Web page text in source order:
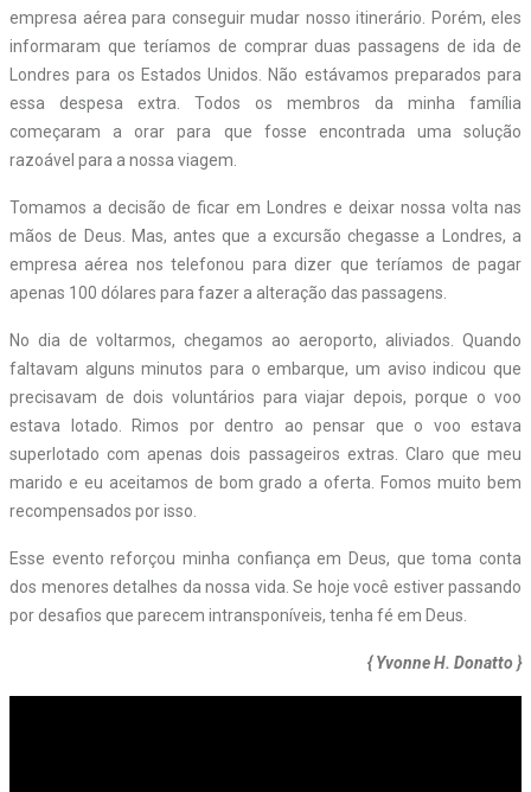
empresa aérea para conseguir mudar nosso itinerário. Porém, eles
informaram que teríamos de comprar duas passagens de ida de
Londres para os Estados Unidos. Não estávamos preparados para
essa despesa extra. Todos os membros da minha família
começaram a orar para que fosse encontrada uma solução
razoável para a nossa viagem.
Tomamos a decisão de ficar em Londres e deixar nossa volta nas
mãos de Deus. Mas, antes que a excursão chegasse a Londres, a
empresa aérea nos telefonou para dizer que teríamos de pagar
apenas 100 dólares para fazer a alteração das passagens.
No dia de voltarmos, chegamos ao aeroporto, aliviados. Quando
faltavam alguns minutos para o embarque, um aviso indicou que
precisavam de dois voluntários para viajar depois, porque o voo
estava lotado. Rimos por dentro ao pensar que o voo estava
superlotado com apenas dois passageiros extras. Claro que meu
marido e eu aceitamos de bom grado a oferta. Fomos muito bem
recompensados por isso.
Esse evento reforçou minha confiança em Deus, que toma conta
dos menores detalhes da nossa vida. Se hoje você estiver passando
por desafios que parecem intransponíveis, tenha fé em Deus.
{ Yvonne H. Donatto }